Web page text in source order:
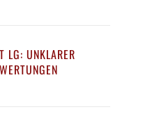
LG: UNKLARER